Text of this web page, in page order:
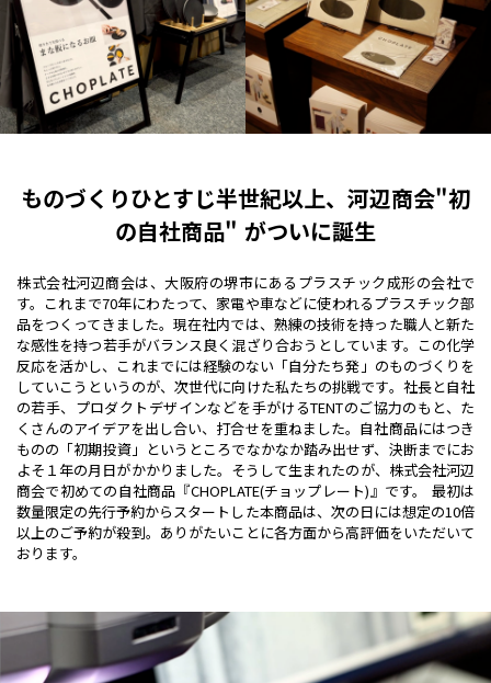
ものづくりひとすじ半世紀以上、河辺商会"初
の自社商品" がついに誕生
株式会社河辺商会は、大阪府の堺市にあるプラスチック成形の会社で
す。これまで70年にわたって、家電や車などに使われるプラスチック部
品をつくってきました。現在社内では、熟練の技術を持った職人と新た
な感性を持つ若手がバランス良く混ざり合おうとしています。この化学
反応を活かし、これまでには経験のない「自分たち発」のものづくりを
していこうというのが、次世代に向けた私たちの挑戦です。社長と自社
の若手、プロダクトデザインなどを手がけるTENTのご協力のもと、た
くさんのアイデアを出し合い、打合せを重ねました。自社商品にはつき
ものの「初期投資」というところでなかなか踏み出せず、決断までにお
よそ１年の月日がかかりました。そうして生まれたのが、株式会社河辺
商会で初めての自社商品『CHOPLATE(チョップレート)』です。 最初は
数量限定の先行予約からスタートした本商品は、次の日には想定の10倍
以上のご予約が殺到。ありがたいことに各方面から高評価をいただいて
おります。